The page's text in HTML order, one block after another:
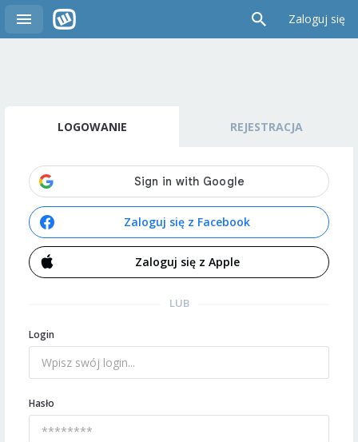
Zaloguj się
LOGOWANIE REJESTRACJA
Zaloguj się z Facebook
Zaloguj się z Apple
LUB
Login
Hasło